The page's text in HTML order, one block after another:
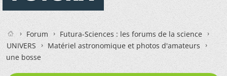
Forum
Futura-Sciences : les forums de la science
UNIVERS
Matériel astronomique et photos d'amateurs
une bosse